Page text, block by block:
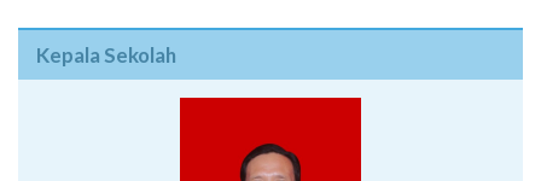
Kepala Sekolah